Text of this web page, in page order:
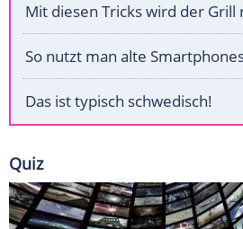
Mit diesen Tricks wird der Grill
So nutzt man alte
Das ist typisch schwedisch!
Quiz